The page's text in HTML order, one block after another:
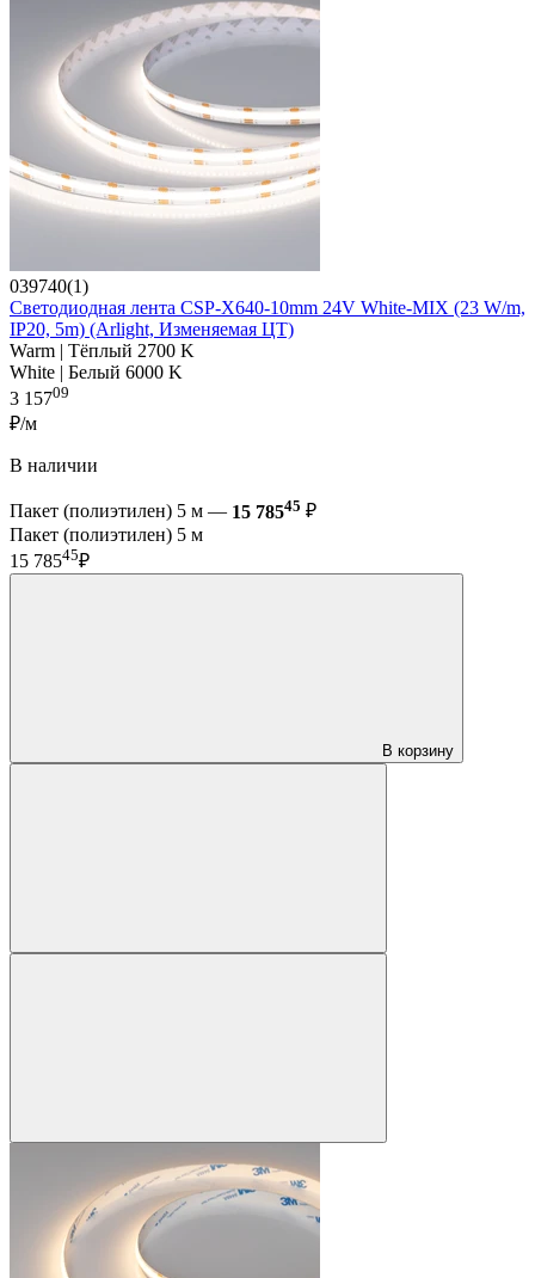
039740(1)
Светодиодная лента CSP-X640-10mm 24V White-MIX (23 W/m,
IP20, 5m) (Arlight, Изменяемая ЦТ)
Warm | Тёплый 2700 K
White | Белый 6000 K
3 15709
₽/м
В наличии
Пакет (полиэтилен) 5 м — 15 78545 ₽
Пакет (полиэтилен) 5 м
15 78545₽
В корзину